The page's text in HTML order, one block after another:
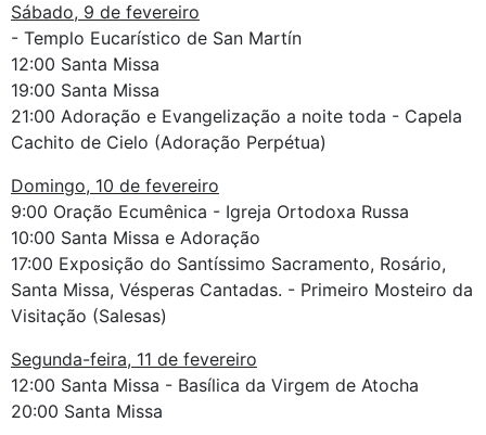
Sábado, 9 de fevereiro
- Templo Eucarístico de San Martín
12:00 Santa Missa
19:00 Santa Missa
21:00 Adoração e Evangelização a noite toda - Capela
Cachito de Cielo (Adoração Perpétua)
Domingo, 10 de fevereiro
9:00 Oração Ecumênica - Igreja Ortodoxa Russa
10:00 Santa Missa e Adoração
17:00 Exposição do Santíssimo Sacramento, Rosário,
Santa Missa, Vésperas Cantadas. - Primeiro Mosteiro da
Visitação (Salesas)
Segunda-feira, 11 de fevereiro
12:00 Santa Missa - Basílica da Virgem de Atocha
20:00 Santa Missa